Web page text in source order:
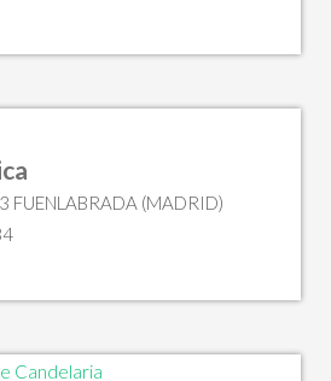
FUENLABRADA (MADRID)